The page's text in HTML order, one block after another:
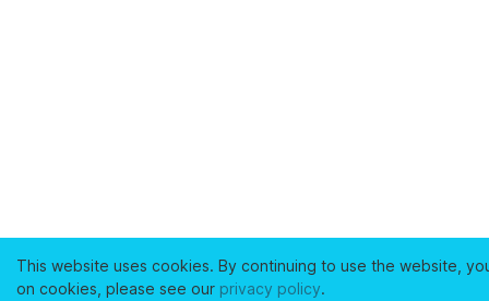
This website uses cookies. By continuing to use the website,
on cookies, please see our privacy policy.